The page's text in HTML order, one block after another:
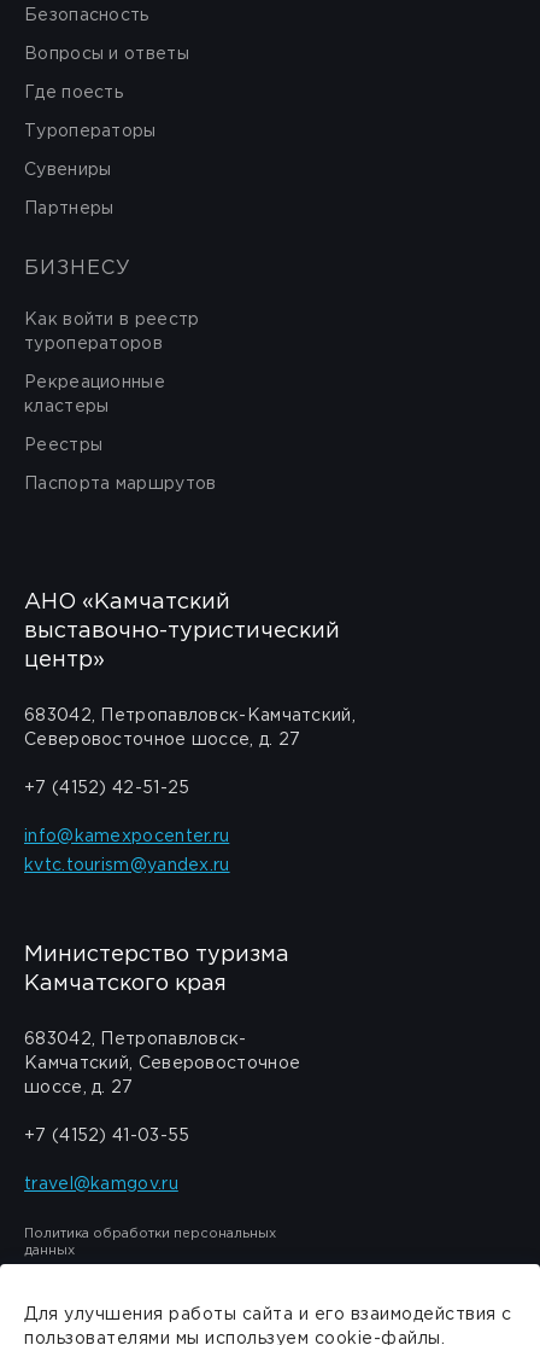
Безопасность
Вопросы и ответы
Где поесть
Туроператоры
Сувениры
Партнеры
БИЗНЕСУ
Как войти в реестр
туроператоров
Рекреационные
кластеры
Реестры
Паспорта маршрутов
АНО «Камчатский
выставочно-туристический
центр»
683042, Петропавловск-Камчатский,
Северовосточное шоссе, д. 27
+7 (4152) 42-51-25
info@kamexpocenter.ru
kvtc.tourism@yandex.ru
Министерство туризма
Камчатского края
683042, Петропавловск-
Камчатский, Северовосточное
шоссе, д. 27
+7 (4152) 41-03-55
travel@kamgov.ru
Политика обработки персональных
данных
Для улучшения работы сайта и его взаимодействия с
пользователями мы используем cookie-файлы.